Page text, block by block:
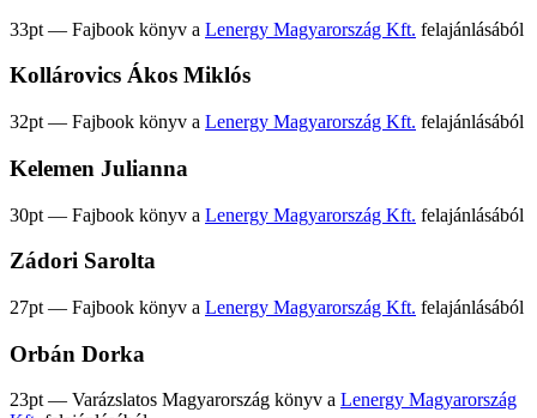
33pt — Fajbook könyv a Lenergy Magyarország Kft. felajánlásából
Kollárovics Ákos Miklós
32pt — Fajbook könyv a Lenergy Magyarország Kft. felajánlásából
Kelemen Julianna
30pt — Fajbook könyv a Lenergy Magyarország Kft. felajánlásából
Zádori Sarolta
27pt — Fajbook könyv a Lenergy Magyarország Kft. felajánlásából
Orbán Dorka
23pt — Varázslatos Magyarország könyv a Lenergy Magyarország